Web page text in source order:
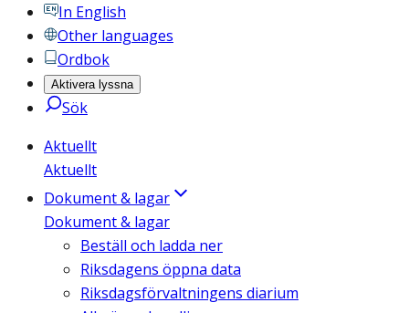
In English
Other languages
Ordbok
Aktivera lyssna
Sök
Aktuellt
Aktuellt
Dokument & lagar
Dokument & lagar
Beställ och ladda ner
Riksdagens öppna data
Riksdagsförvaltningens diarium